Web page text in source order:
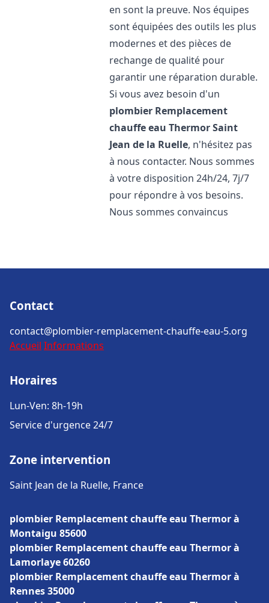
en sont la preuve. Nos équipes
sont équipées des outils les plus
modernes et des pièces de
rechange de qualité pour
garantir une réparation durable.
Si vous avez besoin d'un
plombier Remplacement
chauffe eau ThermorSaint
Jean de la Ruelle, n'hésitez pas
à nous contacter. Nous sommes
à votre disposition 24h/24, 7j/7
pour répondre à vos besoins.
Nous sommes convaincus
Contact
contact@plombier-remplacement-chauffe-eau-5.org
Accueil Informations
Horaires
Lun-Ven: 8h-19h
Service d'urgence 24/7
Zone intervention
Saint Jean de la Ruelle, France
plombier Remplacement chauffe eau Thermor à
Montaigu 85600
plombier Remplacement chauffe eau Thermor à
Lamorlaye 60260
plombier Remplacement chauffe eau Thermor à
Rennes 35000